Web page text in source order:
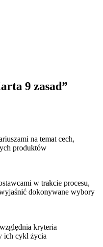
9 zasad”
na temat cech,
produktów
w trakcie procesu,
dokonywane wybory
kryteria
ich cykl życia